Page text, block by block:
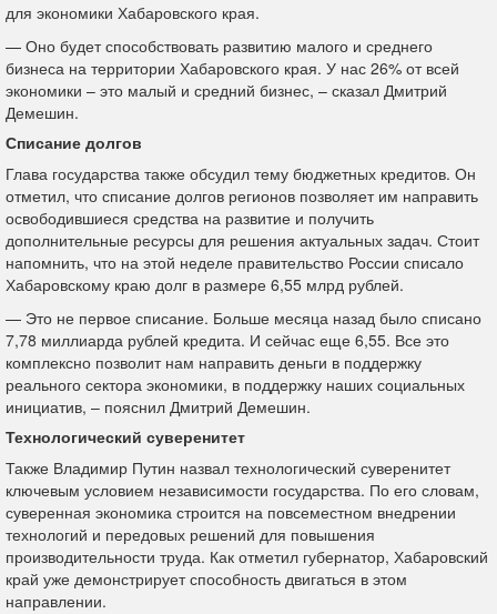
для экономики Хабаровского края.
— Оно будет способствовать развитию малого и среднего
бизнеса на территории Хабаровского края. У нас 26% от всей
экономики – это малый и средний бизнес, – сказал Дмитрий
Демешин.
Списание долгов
Глава государства также обсудил тему бюджетных кредитов. Он
отметил, что списание долгов регионов позволяет им направить
освободившиеся средства на развитие и получить
дополнительные ресурсы для решения актуальных задач. Стоит
напомнить, что на этой неделе правительство России списало
Хабаровскому краю долг в размере 6,55 млрд рублей.
— Это не первое списание. Больше месяца назад было списано
7,78 миллиарда рублей кредита. И сейчас еще 6,55. Все это
комплексно позволит нам направить деньги в поддержку
реального сектора экономики, в поддержку наших социальных
инициатив, – пояснил Дмитрий Демешин.
Технологический суверенитет
Также Владимир Путин назвал технологический суверенитет
ключевым условием независимости государства. По его словам,
суверенная экономика строится на повсеместном внедрении
технологий и передовых решений для повышения
производительности труда. Как отметил губернатор, Хабаровский
край уже демонстрирует способность двигаться в этом
направлении.